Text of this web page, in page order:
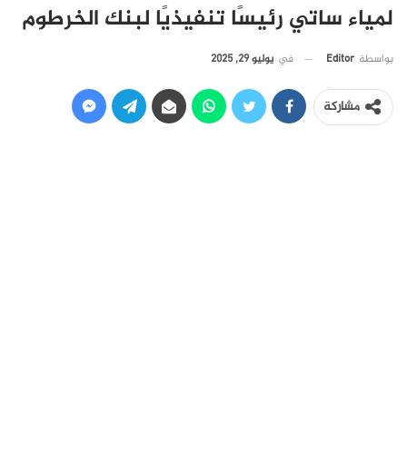
لمياء ساتي رئيسًا تنفيذيًا لبنك الخرطوم
بواسطة Editor في يوليو 29, 2025
مشاركة